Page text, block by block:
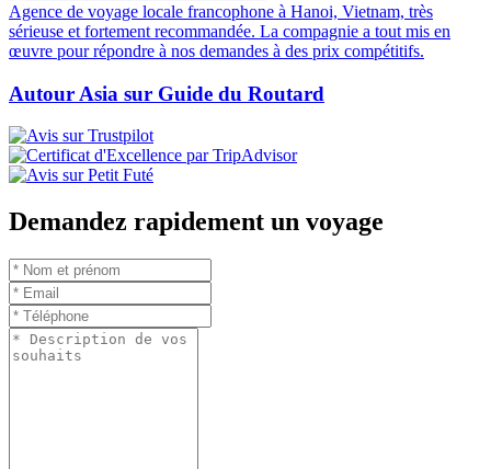
Agence de voyage locale francophone à Hanoi, Vietnam, très
sérieuse et fortement recommandée. La compagnie a tout mis en
œuvre pour répondre à nos demandes à des prix compétitifs.
Autour Asia sur Guide du Routard
Demandez rapidement un voyage